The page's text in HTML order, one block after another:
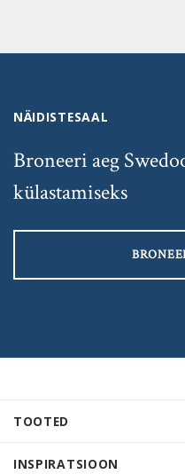
TOOTED
INSPIRATSIOON
NÄIDISTESAAL
Broneeri aeg
külastamiseks